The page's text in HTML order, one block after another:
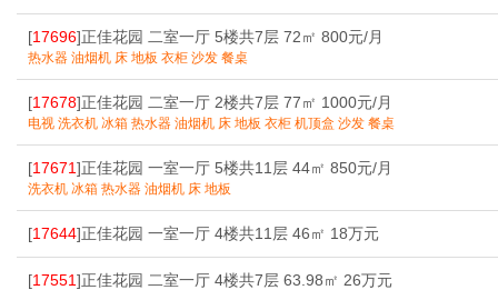
[17696]正佳花园 二室一厅 5楼共7层 72㎡ 800元/月
热水器 油烟机 床 地板 衣柜 沙发 餐桌
[17678]正佳花园 二室一厅 2楼共7层 77㎡ 1000元/月
电视 洗衣机 冰箱 热水器 油烟机 床 地板 衣柜 机顶盒 沙发 餐桌
[17671]正佳花园 一室一厅 5楼共11层 44㎡ 850元/月
洗衣机 冰箱 热水器 油烟机 床 地板
[17644]正佳花园 一室一厅 4楼共11层 46㎡ 18万元
[17551]正佳花园 二室一厅 4楼共7层 63.98㎡ 26万元